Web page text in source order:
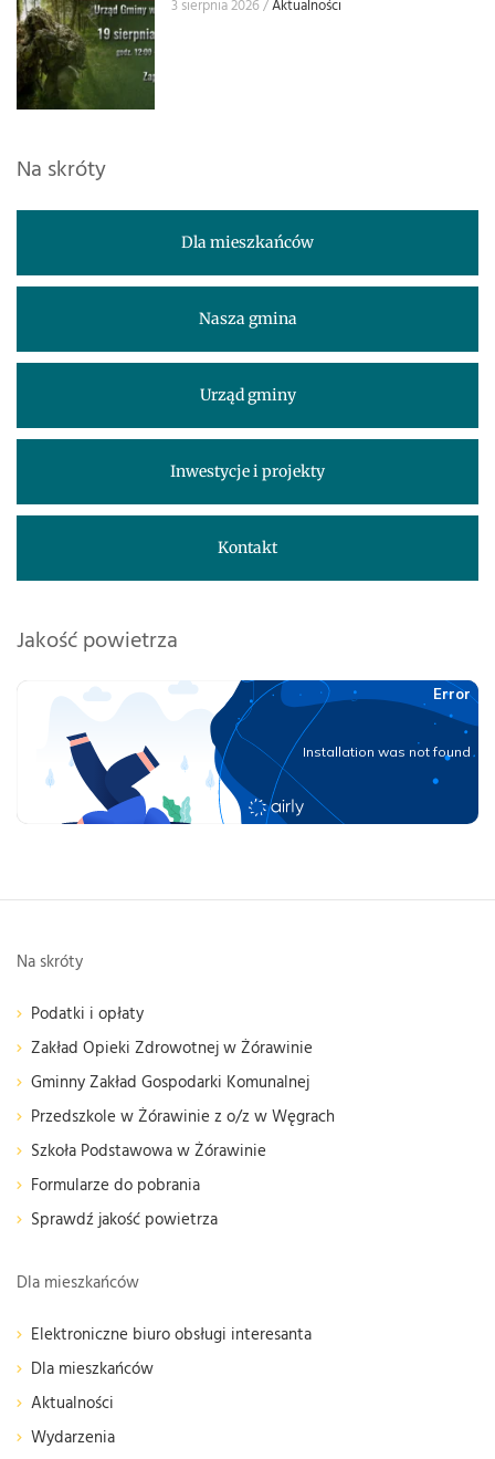
3 sierpnia 2026 Aktualności
Na skróty
Dla mieszkańców
Nasza gmina
Urząd gminy
Inwestycje i projekty
Kontakt
Jakość powietrza
Na skróty
Podatki i opłaty
Zakład Opieki Zdrowotnej w Żórawinie
Gminny Zakład Gospodarki Komunalnej
Przedszkole w Żórawinie z o/z w Węgrach
Szkoła Podstawowa w Żórawinie
Formularze do pobrania
Sprawdź jakość powietrza
Dla mieszkańców
Elektroniczne biuro obsługi interesanta
Dla mieszkańców
Aktualności
Wydarzenia